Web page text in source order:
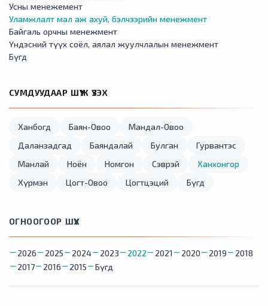
Усны менежемент
Уламжлалт мал аж ахуй, бэлчээрийн менежмент
Байгаль орчны менежмент
Үндэсний түүх соёл, аялал жуулчлалын менежмент
Бүгд
СУМДУУДААР ШҮҮЖ ҮЗЭХ
Ханбогд Баян-Овоо
Мандал-Овоо
Даланзадгад
Баяндалай Булган
Гурвантэс
Манлай
Ноён Номгон Сэврэй
Ханхонгор
Хүрмэн
Цогт-Овоо Цогтцэций Бүгд
ОГНООГООР ШҮҮХ
2026 2025 2024 2023 2022 2021 2020 2019
2018
2017
2016 2015 Бүгд